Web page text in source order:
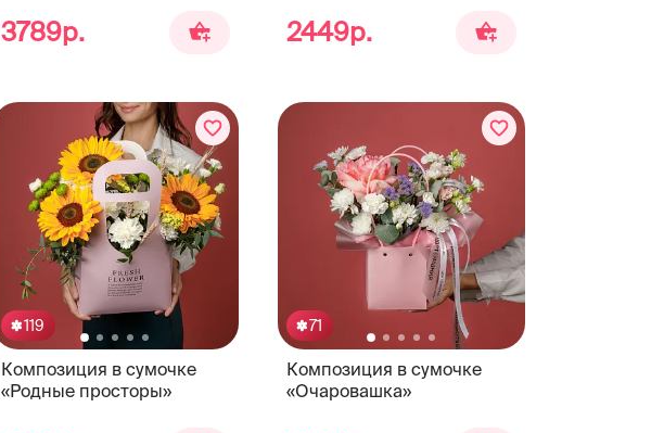
3789р. 2449р.
119
Композиция в сумочке
«Родные просторы»
71
Композиция в сумочке
«Очаровашка»